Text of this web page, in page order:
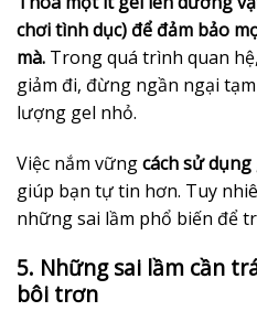
chơi tình dục) để đảm bảo
mà. Trong quá trình quan
giảm đi, đừng ngần ngại
lượng gel nhỏ.
Việc nắm vữngcách sử
giúp bạn tự tin hơn. Tuy
những sai lầm phổ biến để
5. Những sai lầm cần
bôi trơn